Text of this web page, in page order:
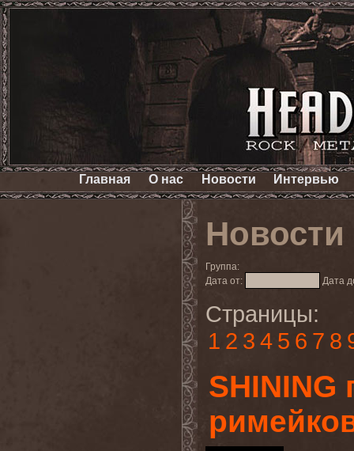
Главная О нас Новости Интервью
Новости
Группа:
Дата от:
Дата
Страницы:
1 2 3 4 5 6 7 8
SHINING